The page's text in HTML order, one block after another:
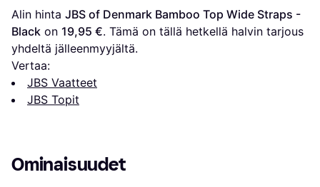
Alin hinta JBS of Denmark Bamboo Top Wide Straps -
Black on 19,95 €. Tämä on tällä hetkellä halvin tarjous
yhdeltä jälleenmyyjältä.
Vertaa:
JBS Vaatteet
JBS Topit
Ominaisuudet